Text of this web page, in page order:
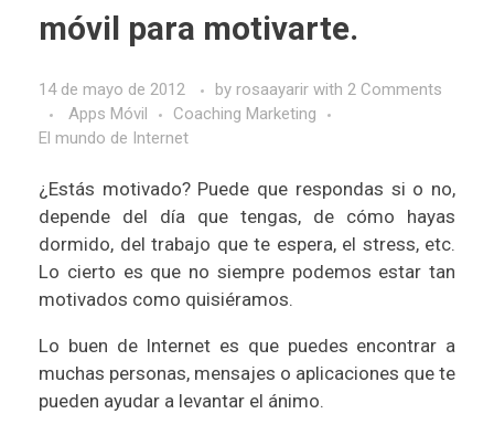
móvil para motivarte.
14 de mayo de 2012 by rosaayarir with 2 Comments
Apps Móvil
Coaching Marketing
El mundo de Internet
¿Estás motivado? Puede que respondas si o no,
depende del día que tengas, de cómo hayas
dormido, del trabajo que te espera, el stress, etc.
Lo cierto es que no siempre podemos estar tan
motivados como quisiéramos.
Lo buen de Internet es que puedes encontrar a
muchas personas, mensajes o aplicaciones que te
pueden ayudar a levantar el ánimo.